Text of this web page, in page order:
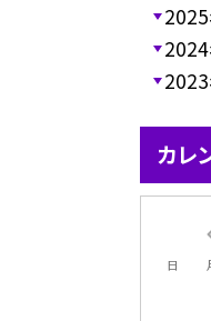
カレ
日